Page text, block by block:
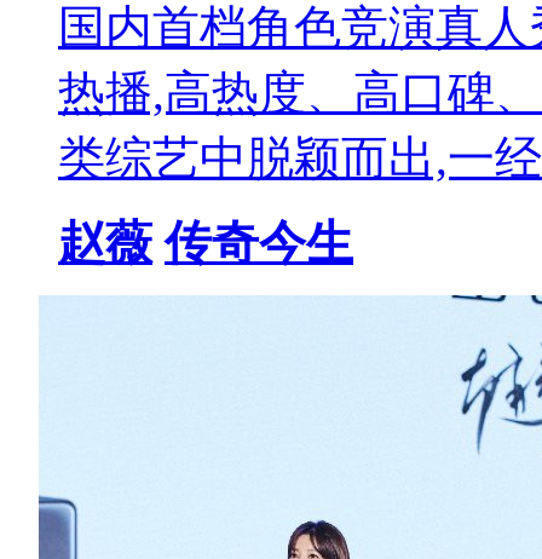
国内首档角色竞演真
热播,高热度、高口碑
类综艺中脱颖而出,一
赵薇 传奇今生